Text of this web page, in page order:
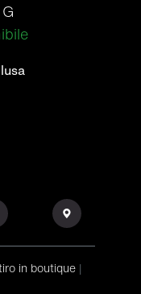
in boutique |